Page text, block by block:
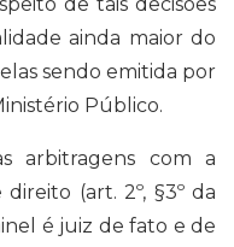
ainda maior do
sendo emitida por
Público.
arbitragens com a
(art. 2º, §3º da
é juiz de fato e de